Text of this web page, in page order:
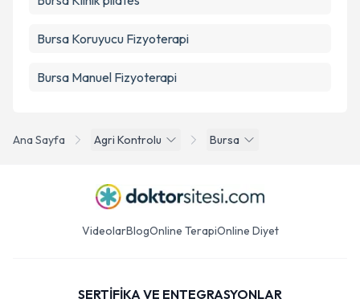
Ana Sayfa Agri Kontrolu Bursa
Bursa Koruyucu Fizyoterapi
Bursa Manuel Fizyoterapi
VideolarBlogOnline TerapiOnline Diyet
SERTİFİKA VE ENTEGRASYONLAR